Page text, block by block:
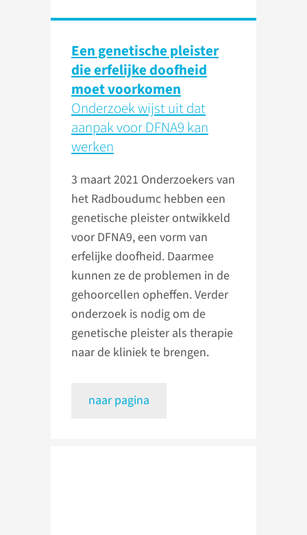
Een genetische pleister
die erfelijke doofheid
moet voorkomen
Onderzoek wijst uit dat
aanpak voor DFNA9 kan
werken
3 maart 2021 Onderzoekers van
het Radboudumc hebben een
genetische pleister ontwikkeld
voor DFNA9, een vorm van
erfelijke doofheid. Daarmee
kunnen ze de problemen in de
gehoorcellen opheffen. Verder
onderzoek is nodig om de
genetische pleister als therapie
naar de kliniek te brengen.
naar pagina